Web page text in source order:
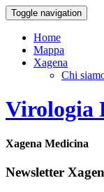
Toggle navigation
Home
Mappa
Xagena
Chi
Virologia
Xagena Medicina
Newsletter